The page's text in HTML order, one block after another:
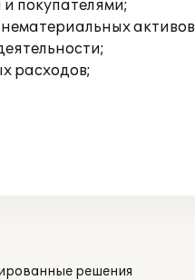
покупателями;
расходов;
решения